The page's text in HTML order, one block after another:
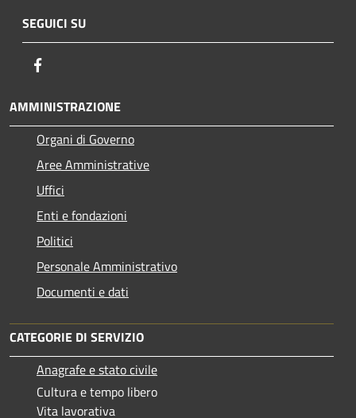
SEGUICI SU
AMMINISTRAZIONE
Organi di Governo
Aree Amministrative
Uffici
Enti e fondazioni
Politici
Personale Amministrativo
Documenti e dati
CATEGORIE DI SERVIZIO
Anagrafe e stato civile
Cultura e tempo libero
Vita lavorativa